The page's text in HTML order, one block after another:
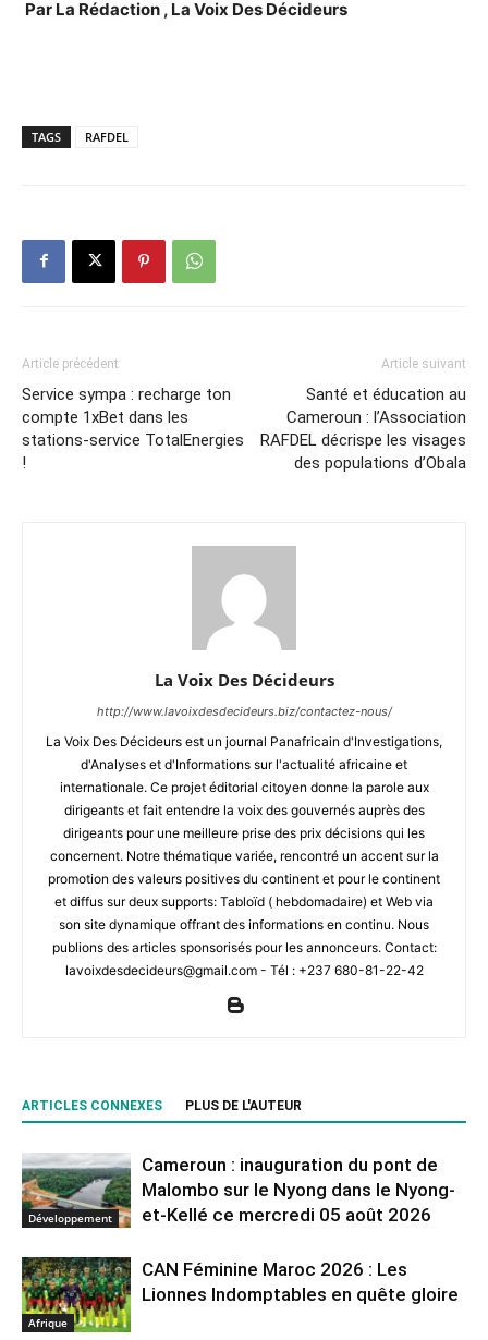
Par La Rédaction , La Voix Des Décideurs
TAGS RAFDEL
Article précédent
Service sympa : recharge ton
compte 1xBet dans les
stations-service TotalEnergies
!
Article suivant
Santé et éducation au
Cameroun : l’Association
RAFDEL décrispe les visages
des populations d’Obala
La Voix Des Décideurs
http://www.lavoixdesdecideurs.biz/contactez-nous/
La Voix Des Décideurs est un journal Panafricain d'Investigations,
d'Analyses et d'Informations sur l'actualité africaine et
internationale. Ce projet éditorial citoyen donne la parole aux
dirigeants et fait entendre la voix des gouvernés auprès des
dirigeants pour une meilleure prise des prix décisions qui les
concernent. Notre thématique variée, rencontré un accent sur la
promotion des valeurs positives du continent et pour le continent
et diffus sur deux supports: Tabloïd ( hebdomadaire) et Web via
son site dynamique offrant des informations en continu. Nous
publions des articles sponsorisés pour les annonceurs. Contact:
lavoixdesdecideurs@gmail.com - Tél : +237 680-81-22-42
ARTICLES CONNEXES PLUS DE L'AUTEUR
Développement
Cameroun : inauguration du pont de
Malombo sur le Nyong dans le Nyong-
et-Kellé ce mercredi 05 août 2026
Afrique
CAN Féminine Maroc 2026 : Les
Lionnes Indomptables en quête gloire